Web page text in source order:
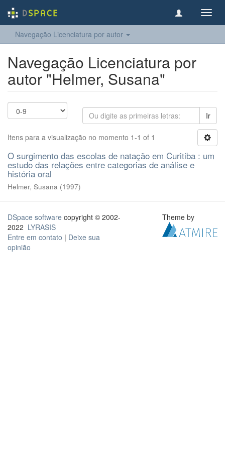
Navegação Licenciatura por autor
Navegação Licenciatura por
autor "Helmer, Susana"
Ir
Itens para a visualização no momento 1-1 of 1
O surgimento das escolas de natação em Curitiba : um
estudo das relações entre categorias de análise e
história oral
Helmer, Susana (1997)
DSpace software copyright © 2002-
2022 LYRASIS
Entre em contato | Deixe sua
opinião
Theme by